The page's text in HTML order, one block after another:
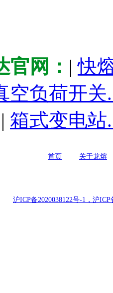
官网： |快
空负荷开关
| 箱式变电站
首页 关于龙熔
沪ICP备2020038122号-1， 沪ICP